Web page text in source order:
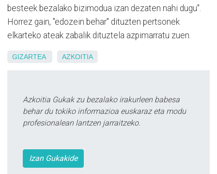
besteek bezalako bizimodua izan dezaten nahi dugu".
Horrez gain, "edozein behar" dituzten pertsonek
elkarteko ateak zabalik dituztela azpimarratu zuen.
GIZARTEA AZKOITIA
Azkoitia Gukak zu bezalako irakurleen babesa
behar du tokiko informazioa euskaraz eta modu
profesionalean lantzen jarraitzeko.
Izan Gukakide